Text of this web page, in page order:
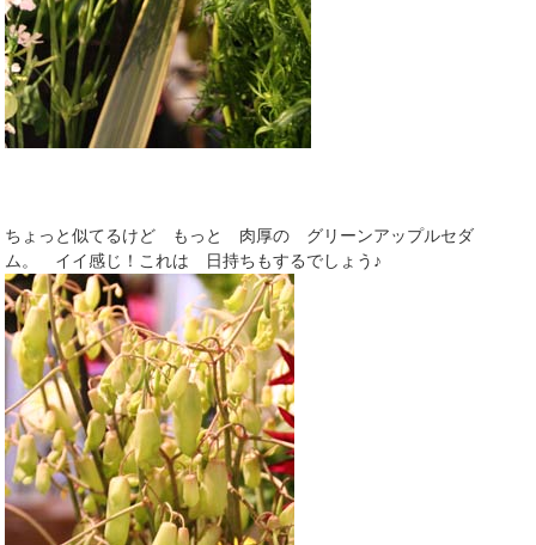
ちょっと似てるけど もっと 肉厚の グリーンアップルセダ
ム。 イイ感じ！これは 日持ちもするでしょう♪